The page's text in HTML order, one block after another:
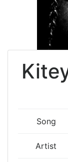
Song
Artist